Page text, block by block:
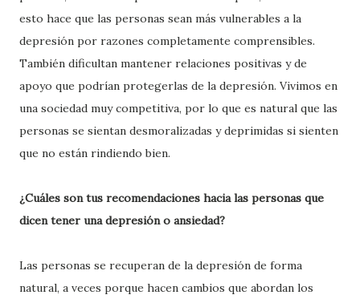
esto hace que las personas sean más vulnerables a la
depresión por razones completamente comprensibles.
También dificultan mantener relaciones positivas y de
apoyo que podrían protegerlas de la depresión. Vivimos en
una sociedad muy competitiva, por lo que es natural que las
personas se sientan desmoralizadas y deprimidas si sienten
que no están rindiendo bien.
¿Cuáles son tus recomendaciones hacia las personas que
dicen tener una depresión o ansiedad?
Las personas se recuperan de la depresión de forma
natural, a veces porque hacen cambios que abordan los